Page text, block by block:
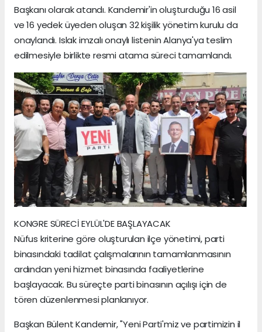
Başkanı olarak atandı. Kandemir'in oluşturduğu 16 asil
ve 16 yedek üyeden oluşan 32 kişilik yönetim kurulu da
onaylandı. Islak imzalı onaylı listenin Alanya'ya teslim
edilmesiyle birlikte resmi atama süreci tamamlandı.
KONGRE SÜRECİ EYLÜL'DE BAŞLAYACAK
Nüfus kriterine göre oluşturulan ilçe yönetimi, parti
binasındaki tadilat çalışmalarının tamamlanmasının
ardından yeni hizmet binasında faaliyetlerine
başlayacak. Bu süreçte parti binasının açılışı için de
tören düzenlenmesi planlanıyor.
Başkan Bülent Kandemir, "Yeni Parti'miz ve partimizin il